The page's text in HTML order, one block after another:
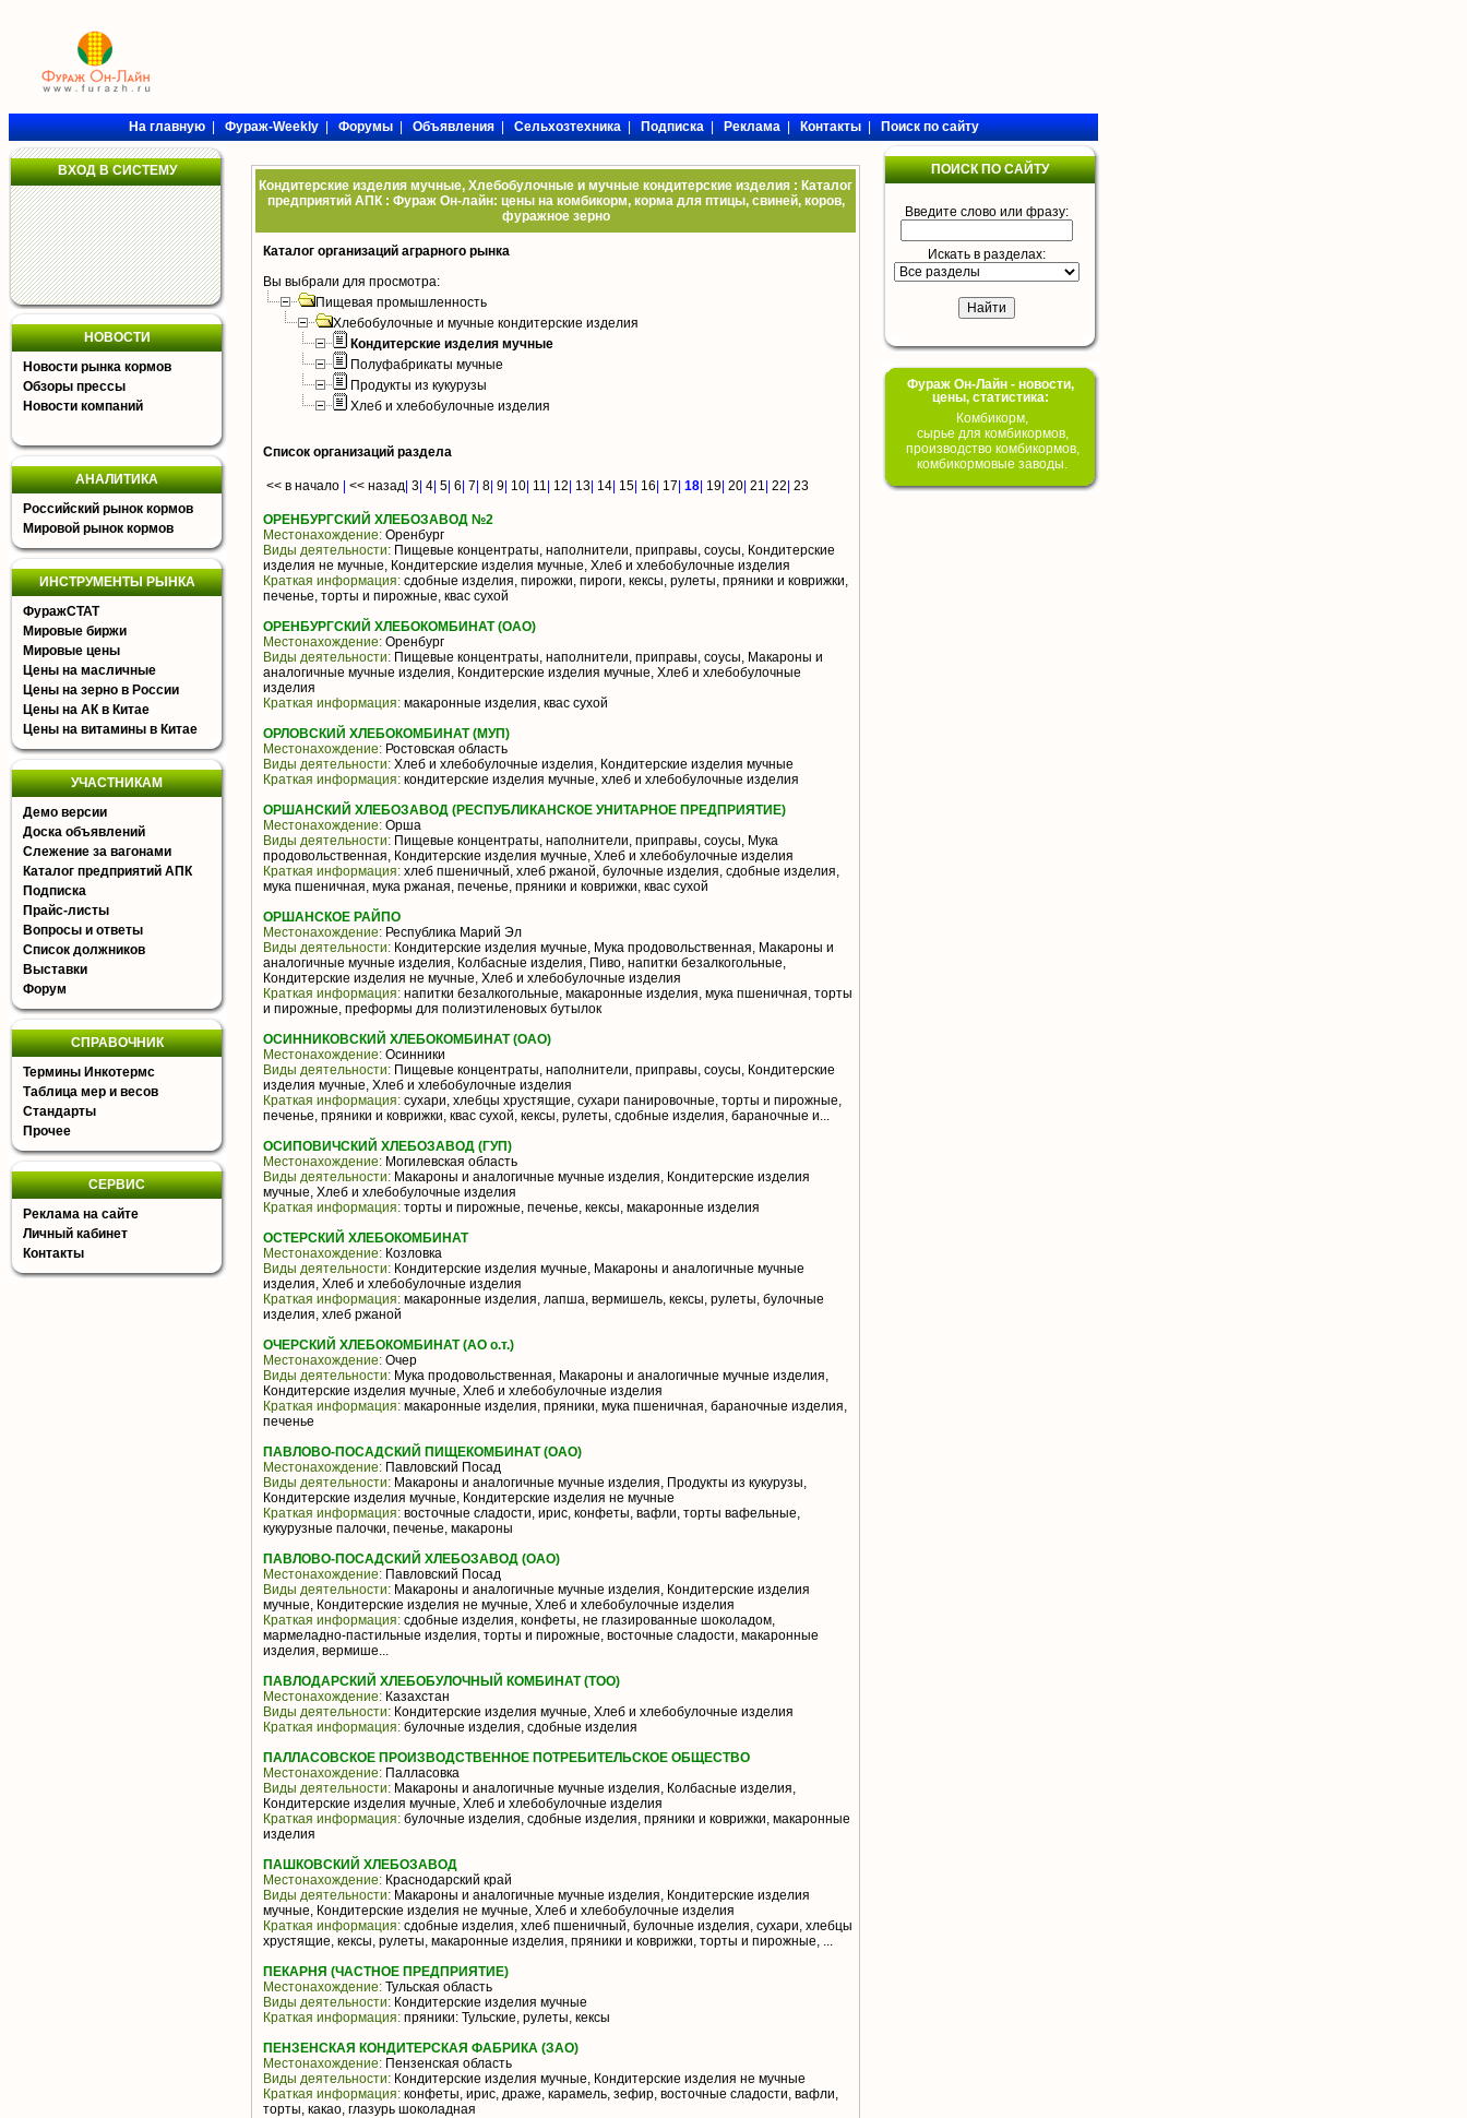
На главную|Фураж-Weekly|Форумы|Объявления|Сельхозтехника|Подписка|Реклама|Контакты|Поиск по сайту
ВХОД В СИСТЕМУ
НОВОСТИ
Новости рынка кормов
Обзоры прессы
Новости компаний
АНАЛИТИКА
Российский рынок кормов
Мировой рынок кормов
ИНСТРУМЕНТЫ РЫНКА
ФуражСТАТ
Мировые биржи
Мировые цены
Цены на масличные
Цены на зерно в России
Цены на АК в Китае
Цены на витамины в Китае
УЧАСТНИКАМ
Демо версии
Доска объявлений
Слежение за вагонами
Каталог предприятий АПК
Подписка
Прайс-листы
Вопросы и ответы
Список должников
Выставки
Форум
СПРАВОЧНИК
Термины Инкотермс
Таблица мер и весов
Стандарты
Прочее
СЕРВИС
Реклама на сайте
Личный кабинет
Контакты
Кондитерские изделия мучные, Хлебобулочные и мучные кондитерские изделия : Каталог
предприятий АПК : Фураж Он-лайн: цены на комбикорм, корма для птицы, свиней, коров,
фуражное зерно
Каталог организаций аграрного рынка
Вы выбрали для просмотра:
Пищевая промышленность
Хлебобулочные и мучные кондитерские изделия
Кондитерские изделия мучные
Полуфабрикаты мучные
Продукты из кукурузы
Хлеб и хлебобулочные изделия
Список организаций раздела
<< в начало << назад 3 4 5 6 7 8 9 10 11 12 13 14 15 16 17 18 19 20 21 22 23
ОРЕНБУРГСКИЙ ХЛЕБОЗАВОД №2
Местонахождение: Оренбург
Виды деятельности: Пищевые концентраты, наполнители, приправы, соусы, Кондитерские
изделия не мучные, Кондитерские изделия мучные, Хлеб и хлебобулочные изделия
Краткая информация: сдобные изделия, пирожки, пироги, кексы, рулеты, пряники и коврижки,
печенье, торты и пирожные, квас сухой
ОРЕНБУРГСКИЙ ХЛЕБОКОМБИНАТ (ОАО)
Местонахождение: Оренбург
Виды деятельности: Пищевые концентраты, наполнители, приправы, соусы, Макароны и
аналогичные мучные изделия, Кондитерские изделия мучные, Хлеб и хлебобулочные
изделия
Краткая информация: макаронные изделия, квас сухой
ОРЛОВСКИЙ ХЛЕБОКОМБИНАТ (МУП)
Местонахождение: Ростовская область
Виды деятельности: Хлеб и хлебобулочные изделия, Кондитерские изделия мучные
Краткая информация: кондитерские изделия мучные, хлеб и хлебобулочные изделия
ОРШАНСКИЙ ХЛЕБОЗАВОД (РЕСПУБЛИКАНСКОЕ УНИТАРНОЕ ПРЕДПРИЯТИЕ)
Местонахождение: Орша
Виды деятельности: Пищевые концентраты, наполнители, приправы, соусы, Мука
продовольственная, Кондитерские изделия мучные, Хлеб и хлебобулочные изделия
Краткая информация: хлеб пшеничный, хлеб ржаной, булочные изделия, сдобные изделия,
мука пшеничная, мука ржаная, печенье, пряники и коврижки, квас сухой
ОРШАНСКОЕ РАЙПО
Местонахождение: Республика Марий Эл
Виды деятельности: Кондитерские изделия мучные, Мука продовольственная, Макароны и
аналогичные мучные изделия, Колбасные изделия, Пиво, напитки безалкогольные,
Кондитерские изделия не мучные, Хлеб и хлебобулочные изделия
Краткая информация: напитки безалкогольные, макаронные изделия, мука пшеничная, торты
и пирожные, преформы для полиэтиленовых бутылок
ОСИННИКОВСКИЙ ХЛЕБОКОМБИНАТ (ОАО)
Местонахождение: Осинники
Виды деятельности: Пищевые концентраты, наполнители, приправы, соусы, Кондитерские
изделия мучные, Хлеб и хлебобулочные изделия
Краткая информация: сухари, хлебцы хрустящие, сухари панировочные, торты и пирожные,
печенье, пряники и коврижки, квас сухой, кексы, рулеты, сдобные изделия, бараночные и...
ОСИПОВИЧСКИЙ ХЛЕБОЗАВОД (ГУП)
Местонахождение: Могилевская область
Виды деятельности: Макароны и аналогичные мучные изделия, Кондитерские изделия
мучные, Хлеб и хлебобулочные изделия
Краткая информация: торты и пирожные, печенье, кексы, макаронные изделия
ОСТЕРСКИЙ ХЛЕБОКОМБИНАТ
Местонахождение: Козловка
Виды деятельности: Кондитерские изделия мучные, Макароны и аналогичные мучные
изделия, Хлеб и хлебобулочные изделия
Краткая информация: макаронные изделия, лапша, вермишель, кексы, рулеты, булочные
изделия, хлеб ржаной
ОЧЕРСКИЙ ХЛЕБОКОМБИНАТ (АО о.т.)
Местонахождение: Очер
Виды деятельности: Мука продовольственная, Макароны и аналогичные мучные изделия,
Кондитерские изделия мучные, Хлеб и хлебобулочные изделия
Краткая информация: макаронные изделия, пряники, мука пшеничная, бараночные изделия,
печенье
ПАВЛОВО-ПОСАДСКИЙ ПИЩЕКОМБИНАТ (ОАО)
Местонахождение: Павловский Посад
Виды деятельности: Макароны и аналогичные мучные изделия, Продукты из кукурузы,
Кондитерские изделия мучные, Кондитерские изделия не мучные
Краткая информация: восточные сладости, ирис, конфеты, вафли, торты вафельные,
кукурузные палочки, печенье, макароны
ПАВЛОВО-ПОСАДСКИЙ ХЛЕБОЗАВОД (ОАО)
Местонахождение: Павловский Посад
Виды деятельности: Макароны и аналогичные мучные изделия, Кондитерские изделия
мучные, Кондитерские изделия не мучные, Хлеб и хлебобулочные изделия
Краткая информация: сдобные изделия, конфеты, не глазированные шоколадом,
мармеладно-пастильные изделия, торты и пирожные, восточные сладости, макаронные
изделия, вермише...
ПАВЛОДАРСКИЙ ХЛЕБОБУЛОЧНЫЙ КОМБИНАТ (ТОО)
Местонахождение: Казахстан
Виды деятельности: Кондитерские изделия мучные, Хлеб и хлебобулочные изделия
Краткая информация: булочные изделия, сдобные изделия
ПАЛЛАСОВСКОЕ ПРОИЗВОДСТВЕННОЕ ПОТРЕБИТЕЛЬСКОЕ ОБЩЕСТВО
Местонахождение: Палласовка
Виды деятельности: Макароны и аналогичные мучные изделия, Колбасные изделия,
Кондитерские изделия мучные, Хлеб и хлебобулочные изделия
Краткая информация: булочные изделия, сдобные изделия, пряники и коврижки, макаронные
изделия
ПАШКОВСКИЙ ХЛЕБОЗАВОД
Местонахождение: Краснодарский край
Виды деятельности: Макароны и аналогичные мучные изделия, Кондитерские изделия
мучные, Кондитерские изделия не мучные, Хлеб и хлебобулочные изделия
Краткая информация: сдобные изделия, хлеб пшеничный, булочные изделия, сухари, хлебцы
хрустящие, кексы, рулеты, макаронные изделия, пряники и коврижки, торты и пирожные, ...
ПЕКАРНЯ (ЧАСТНОЕ ПРЕДПРИЯТИЕ)
Местонахождение: Тульская область
Виды деятельности: Кондитерские изделия мучные
Краткая информация: пряники: Тульские, рулеты, кексы
ПЕНЗЕНСКАЯ КОНДИТЕРСКАЯ ФАБРИКА (ЗАО)
Местонахождение: Пензенская область
Виды деятельности: Кондитерские изделия мучные, Кондитерские изделия не мучные
Краткая информация: конфеты, ирис, драже, карамель, зефир, восточные сладости, вафли,
торты, какао, глазурь шоколадная
ПОИСК ПО САЙТУ
Введите слово или фразу:
Искать в разделах:
Фураж Он-Лайн - новости,
цены, статистика:
Комбикорм,
сырье для комбикормов,
производство комбикормов,
комбикормовые заводы.